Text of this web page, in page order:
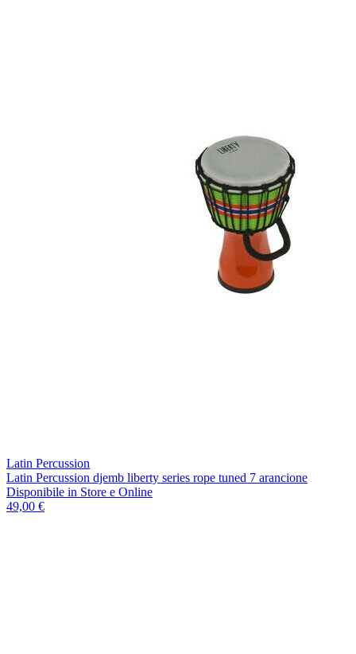
Latin Percussion
Latin Percussion djemb liberty series rope tuned 7 arancione
Disponibile in Store e Online
49,00 €